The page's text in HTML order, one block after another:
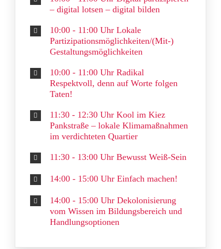
– digital lotsen – digital bilden
10:00 - 11:00 Uhr Lokale
Partizipationsmöglichkeiten/(Mit-)
Gestaltungsmöglichkeiten
10:00 - 11:00 Uhr Radikal
Respektvoll, denn auf Worte folgen
Taten!
11:30 - 12:30 Uhr Kool im Kiez
Pankstraße – lokale Klimamaßnahmen
im verdichteten Quartier
11:30 - 13:00 Uhr Bewusst Weiß-Sein
14:00 - 15:00 Uhr Einfach machen!
14:00 - 15:00 Uhr Dekolonisierung
vom Wissen im Bildungsbereich und
Handlungsoptionen